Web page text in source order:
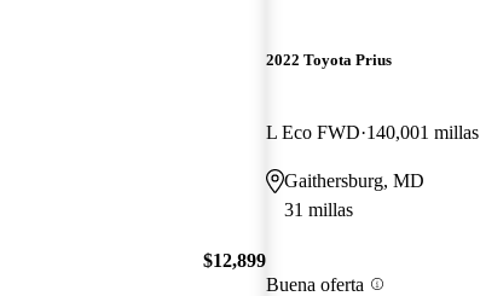
$12,899
2022 Toyota Prius
L Eco FWD 140,001 millas
Gaithersburg, MD
31 millas
Buena oferta